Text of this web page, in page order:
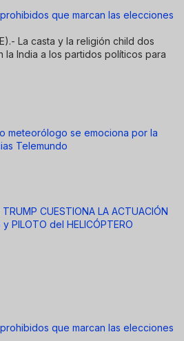
que marcan las elecciones
La casta y la religión child dos
la India a los partidos políticos para
meteorólogo se emociona por la
Telemundo
TRUMP CUESTIONA LA ACTUACIÓN
PILOTO del HELICÓPTERO
que marcan las elecciones